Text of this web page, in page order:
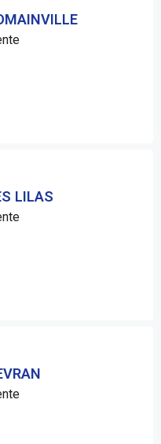
LILAS